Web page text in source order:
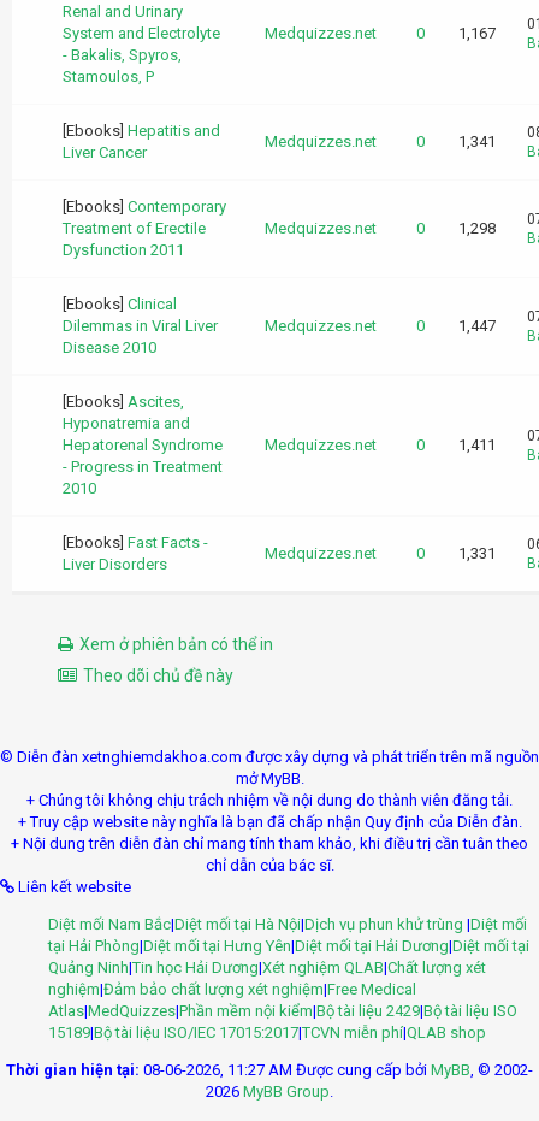
Renal and Urinary
System and Electrolyte
- Bakalis, Spyros,
Stamoulos, P
Medquizzes.net 0 1,167
[Ebooks] Hepatitis and
Liver Cancer
Medquizzes.net 0 1,341
[Ebooks] Contemporary
Treatment of Erectile
Dysfunction 2011
Medquizzes.net 0 1,298
[Ebooks] Clinical
Dilemmas in Viral Liver
Disease 2010
Medquizzes.net 0 1,447
[Ebooks] Ascites,
Hyponatremia and
Hepatorenal Syndrome
- Progress in Treatment
2010
Medquizzes.net 0 1,411
[Ebooks] Fast Facts -
Liver Disorders
Medquizzes.net 0 1,331
Xem ở phiên bản có thể in
Theo dõi chủ đề này
© Diễn đàn xetnghiemdakhoa.com được xây dựng và phát triển trên mã nguồn
mở MyBB.
+ Chúng tôi không chịu trách nhiệm về nội dung do thành viên đăng tải.
+ Truy cập website này nghĩa là bạn đã chấp nhận Quy định của Diễn đàn.
+ Nội dung trên diễn đàn chỉ mang tính tham khảo, khi điều trị cần tuân theo
chỉ dẫn của bác sĩ.
Liên kết website
Diệt mối Nam Bắc|Diệt mối tại Hà Nội|Dịch vụ phun khử trùng |Diệt mối
tại Hải Phòng|Diệt mối tại Hưng Yên|Diệt mối tại Hải Dương|Diệt mối tại
Quảng Ninh|Tin học Hải Dương|Xét nghiệm QLAB|Chất lượng xét
nghiệm|Đảm bảo chất lượng xét nghiệm|Free Medical
Atlas|MedQuizzes|Phần mềm nội kiểm|Bộ tài liệu 2429|Bộ tài liệu ISO
15189|Bộ tài liệu ISO/IEC 17015:2017|TCVN miễn phí|QLAB shop
Thời gian hiện tại: 08-06-2026, 11:27 AM Được cung cấp bởi MyBB, © 2002-
2026 MyBB Group.